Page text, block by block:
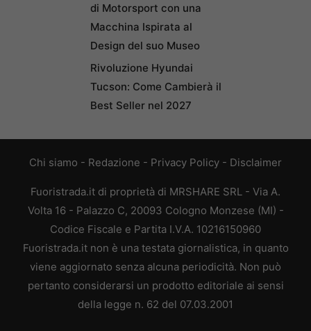
di Motorsport con una
Macchina Ispirata al
Design del suo Museo
Rivoluzione Hyundai
Tucson: Come Cambierà il
Best Seller nel 2027
Chi siamo - Redazione - Privacy Policy - Disclaimer
Fuoristrada.it di proprietà di MRSHARE SRL - Via A.
Volta 16 - Palazzo C, 20093 Cologno Monzese (MI) -
Codice Fiscale e Partita I.V.A. 10216150960
Fuoristrada.it non è una testata giornalistica, in quanto
viene aggiornato senza alcuna periodicità. Non può
pertanto considerarsi un prodotto editoriale ai sensi
della legge n. 62 del 07.03.2001